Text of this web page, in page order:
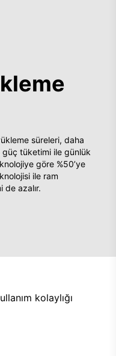
süreleri, daha
tüketimi ile günlük
göre %50’ye
ile ram
de azalır.
kolaylığı